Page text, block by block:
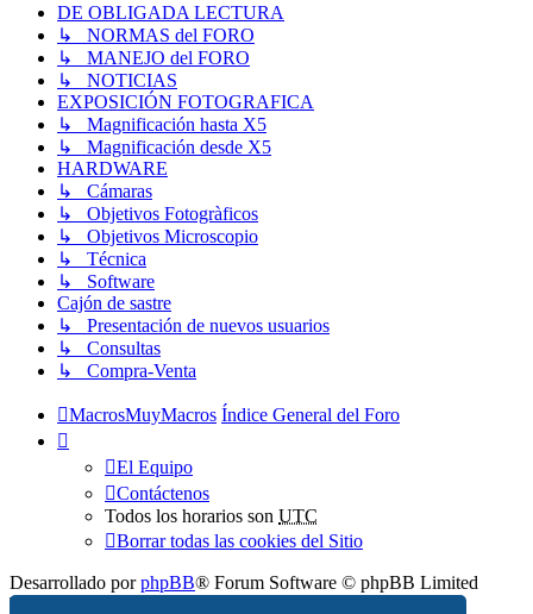
DE OBLIGADA LECTURA
↳ NORMAS del FORO
↳ MANEJO del FORO
↳ NOTICIAS
EXPOSICIÓN FOTOGRAFICA
↳ Magnificación hasta X5
↳ Magnificación desde X5
HARDWARE
↳ Cámaras
↳ Objetivos Fotogràficos
↳ Objetivos Microscopio
↳ Técnica
↳ Software
Cajón de sastre
↳ Presentación de nuevos usuarios
↳ Consultas
↳ Compra-Venta
MacrosMuyMacros Índice General del Foro
El Equipo
Contáctenos
Todos los horarios son UTC
Borrar todas las cookies del Sitio
Desarrollado porphpBB® Forum Software © phpBB Limited
Traducción al español por